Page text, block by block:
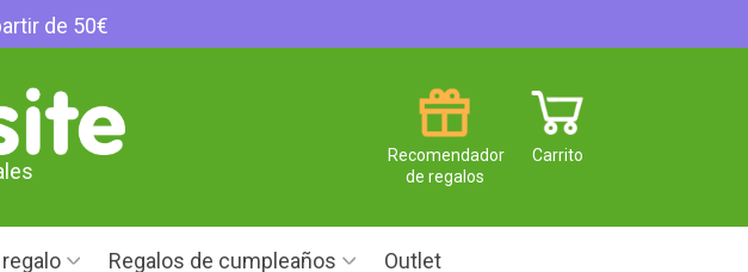
de 50€
Carrito
Recomendador
de regalos
Regalos de cumpleaños Outlet